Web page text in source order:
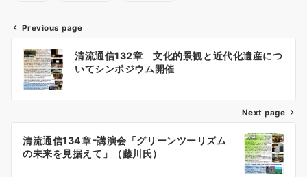
投
稿
ナ
ビ
シ
Previous page
清流通信132章 文化的景観と近代化遺産につ
いてシンポジウム開催
Next page
清流通信134章ｰ講演会「グリーンツーリズム
の未来を見据えて」（藤川氏）